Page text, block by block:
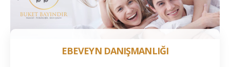
EBEVEYN DANIŞMANLIĞI